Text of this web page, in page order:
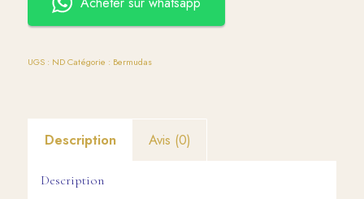
UGS : ND Catégorie : Bermudas
Description Avis (0)
Description